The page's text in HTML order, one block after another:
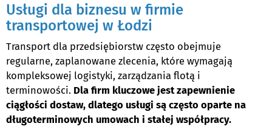
Usługi dla biznesu w firmie
transportowej w Łodzi
Transport dla przedsiębiorstw często obejmuje
regularne, zaplanowane zlecenia, które wymagają
kompleksowej logistyki, zarządzania flotą i
terminowości. Dla firm kluczowe jest zapewnienie
ciągłości dostaw, dlatego usługi są często oparte na
długoterminowych umowach i stałej współpracy.